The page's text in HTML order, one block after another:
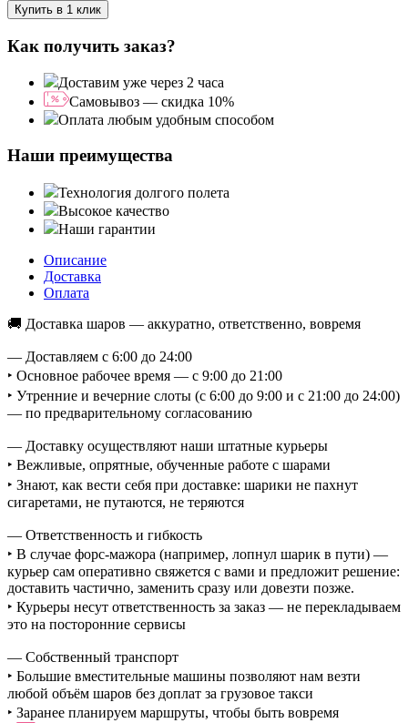
Купить в 1 клик
Как получить заказ?
Доставим уже через 2 часа
Самовывоз — скидка 10%
Оплата любым удобным способом
Наши преимущества
Технология долгого полета
Высокое качество
Наши гарантии
Описание
Доставка
Оплата
🚚 Доставка шаров — аккуратно, ответственно, вовремя
— Доставляем с 6:00 до 24:00
‣ Основное рабочее время — с 9:00 до 21:00
‣ Утренние и вечерние слоты (с 6:00 до 9:00 и с 21:00 до 24:00)
— по предварительному согласованию
— Доставку осуществляют наши штатные курьеры
‣ Вежливые, опрятные, обученные работе с шарами
‣ Знают, как вести себя при доставке: шарики не пахнут
сигаретами, не путаются, не теряются
— Ответственность и гибкость
‣ В случае форс-мажора (например, лопнул шарик в пути) —
курьер сам оперативно свяжется с вами и предложит решение:
доставить частично, заменить сразу или довезти позже.
‣ Курьеры несут ответственность за заказ — не перекладываем
это на посторонние сервисы
— Собственный транспорт
‣ Большие вместительные машины позволяют нам везти
любой объём шаров без доплат за грузовое такси
‣ Заранее планируем маршруты, чтобы быть вовремя